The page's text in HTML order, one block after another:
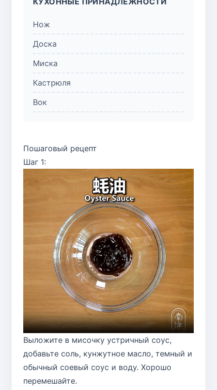
Нож
Доска
Миска
Кастрюля
Вок
Пошаговый рецепт
Шаг 1:
Выложите в мисочку устричный соус,
добавьте соль, кунжутное масло, темный и
обычный соевый соус и воду. Хорошо
перемешайте.